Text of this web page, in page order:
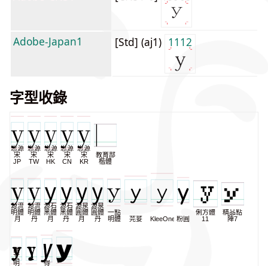
Adobe-Japan1 [Std] (aj1) 1112
字型收錄
思源
宋
JP
思源
宋
TW
思源
宋
HK
思源
宋
CN
思源
宋
KR
教育部
楷體
源流
明體
月
源流
明體
丹
源石
黑體
月
源石
黑體
丹
源泉
圓體
月
源泉
圓體
丹
一點
明體
芫荽 KleeOne 粉圓
俐方體
11
精品點
陣7
匯
文
明
得